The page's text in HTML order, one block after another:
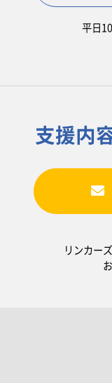
平日
支援内
リンカー